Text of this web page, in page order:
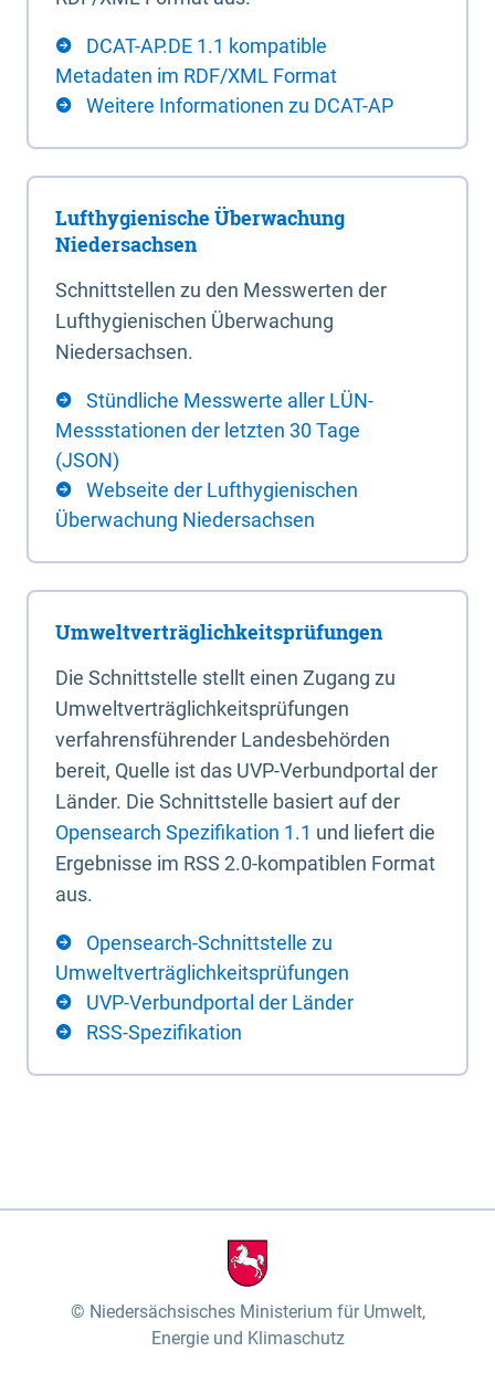
DCAT-AP.DE 1.1 kompatible
Metadaten im RDF/XML Format
Weitere Informationen zu DCAT-AP
Lufthygienische Überwachung
Niedersachsen
Schnittstellen zu den Messwerten der
Lufthygienischen Überwachung
Niedersachsen.
Stündliche Messwerte aller LÜN-
Messstationen der letzten 30 Tage
(JSON)
Webseite der Lufthygienischen
Überwachung Niedersachsen
Umweltverträglichkeitsprüfungen
Die Schnittstelle stellt einen Zugang zu
Umweltverträglichkeitsprüfungen
verfahrensführender Landesbehörden
bereit, Quelle ist das UVP-Verbundportal der
Länder. Die Schnittstelle basiert auf der
Opensearch Spezifikation 1.1 und liefert die
Ergebnisse im RSS 2.0-kompatiblen Format
aus.
Opensearch-Schnittstelle zu
Umweltverträglichkeitsprüfungen
UVP-Verbundportal der Länder
RSS-Spezifikation
Niedersächsisches Ministerium für Umwelt,
Energie und Klimaschutz